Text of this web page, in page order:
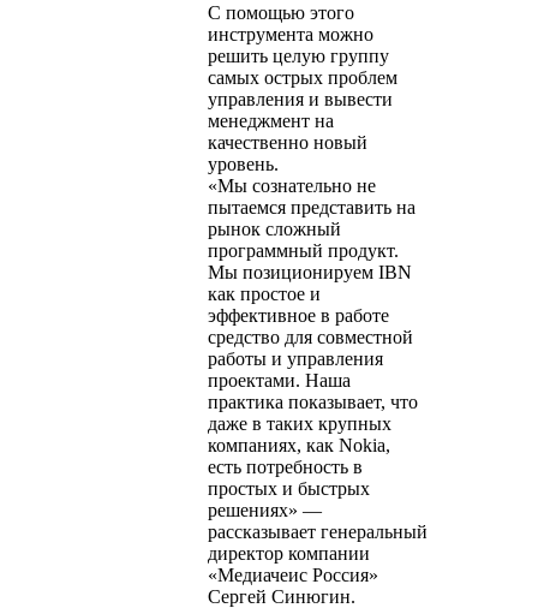
С помощью этого
инструмента можно
решить целую группу
самых острых проблем
управления и вывести
менеджмент на
качественно новый
уровень.
«Мы сознательно не
пытаемся представить на
рынок сложный
программный продукт.
Мы позиционируем IBN
как простое и
эффективное в работе
средство для совместной
работы и управления
проектами. Наша
практика показывает, что
даже в таких крупных
компаниях, как Nokia,
есть потребность в
простых и быстрых
решениях» —
рассказывает генеральный
директор компании
«Медиачеис Россия»
Сергей Синюгин.